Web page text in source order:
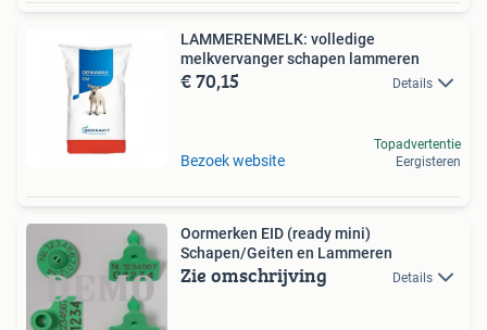
LAMMERENMELK: volledige
melkvervanger schapen lammeren
€ 70,15 Details
Bezoek website
Topadvertentie
Eergisteren
Oormerken EID (ready mini)
Schapen/Geiten en Lammeren
Zie omschrijving Details